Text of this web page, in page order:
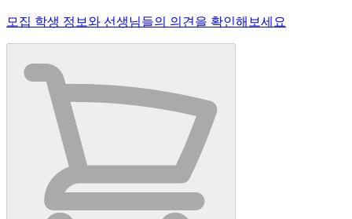
모집 학생 정보와 선생님들의 의견을 확인해보세요